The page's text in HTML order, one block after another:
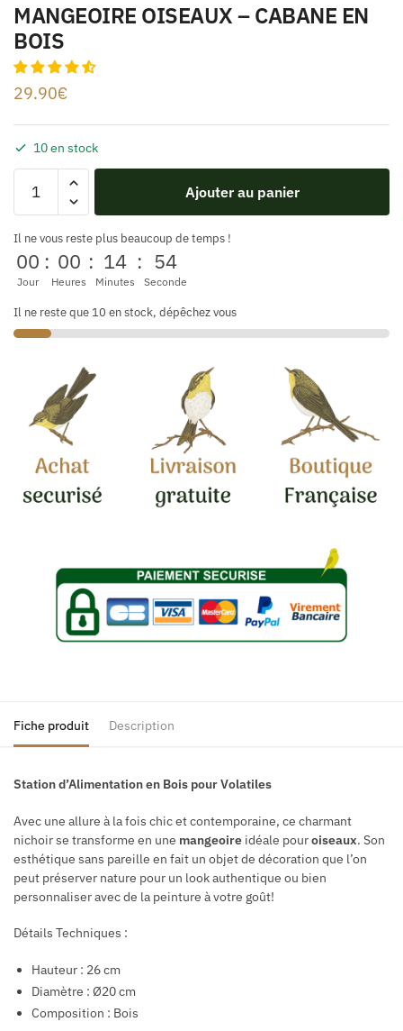
MANGEOIRE OISEAUX – CABANE EN
BOIS
29.90€
10 en stock
Ajouter au panier
Il ne vous reste plus beaucoup de temps !
00
Jour
: 00
Heures
: 14
Minutes
: 53
Seconde
Il ne reste que 10 en stock, dépêchez vous
Fiche produit Description
Station d’Alimentation en Bois pour Volatiles
Avec une allure à la fois chic et contemporaine, ce charmant
nichoir se transforme en une mangeoire idéale pouroiseaux. Son
esthétique sans pareille en fait un objet de décoration que l’on
peut préserver nature pour un look authentique ou bien
personnaliser avec de la peinture à votre goût!
Détails Techniques :
Hauteur : 26 cm
Diamètre : Ø20 cm
Composition : Bois